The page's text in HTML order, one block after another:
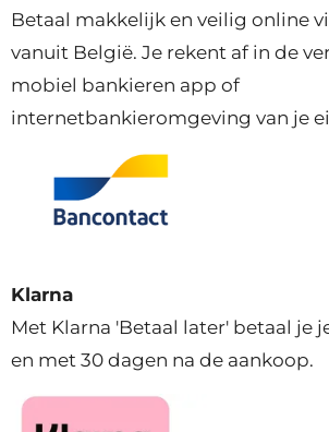
Betaal makkelijk en veilig online
vanuit België. Je rekent af in de
mobiel bankieren app of
internetbankieromgeving van je
Klarna
Met Klarna 'Betaal later' betaal je
en met 30 dagen na de aankoop.